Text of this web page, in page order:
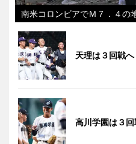
南米コロンビアでＭ７．４の
天理は３回戦
高川学園は３